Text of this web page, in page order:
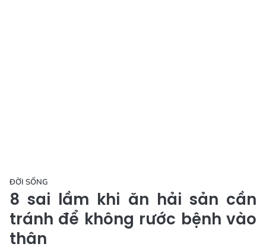
ĐỜI SỐNG
8 sai lầm khi ăn hải sản cần
tránh để không rước bệnh vào
thân